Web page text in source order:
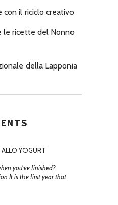
con il riciclo creativo
le ricette del Nonno
della Lapponia
ALLO YOGURT
you've finished?
It is the first year that